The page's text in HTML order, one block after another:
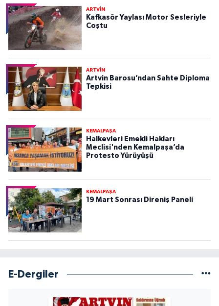
ARTVİN
Kafkasör Yaylası Motor Sesleriyle
Coştu
ARTVİN
Artvin Barosu’ndan Sahte Diploma
Tepkisi
KEMALPAŞA
Halkevleri Emekli Hakları
Meclisi'nden Kemalpaşa’da
Protesto Yürüyüşü
KEMALPAŞA
19 Mart Sonrası Direniş Paneli
E-Dergiler